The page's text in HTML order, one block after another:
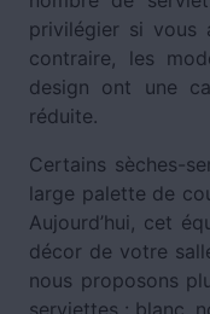
privilégier si vous
contraire, les
design ont une
réduite.
Certains sèches-
large palette de
Aujourd’hui, cet
décor de votre
nous proposons
serviettes : blanc,